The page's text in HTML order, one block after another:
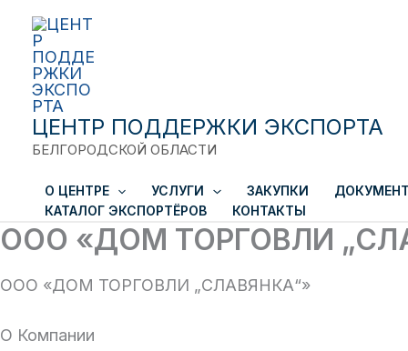
Перейти
содержимому
ЦЕНТР ПОДДЕРЖКИ ЭКСПОРТА
БЕЛГОРОДСКОЙ ОБЛАСТИ
О ЦЕНТРЕ УСЛУГИ ЗАКУПКИ
КАТАЛОГ ЭКСПОРТЁРОВ
КОНТАКТЫ
ООО «ДОМ ТОРГОВЛИ
ООО «ДОМ ТОРГОВЛИ „СЛАВЯНКА“»
О Компании